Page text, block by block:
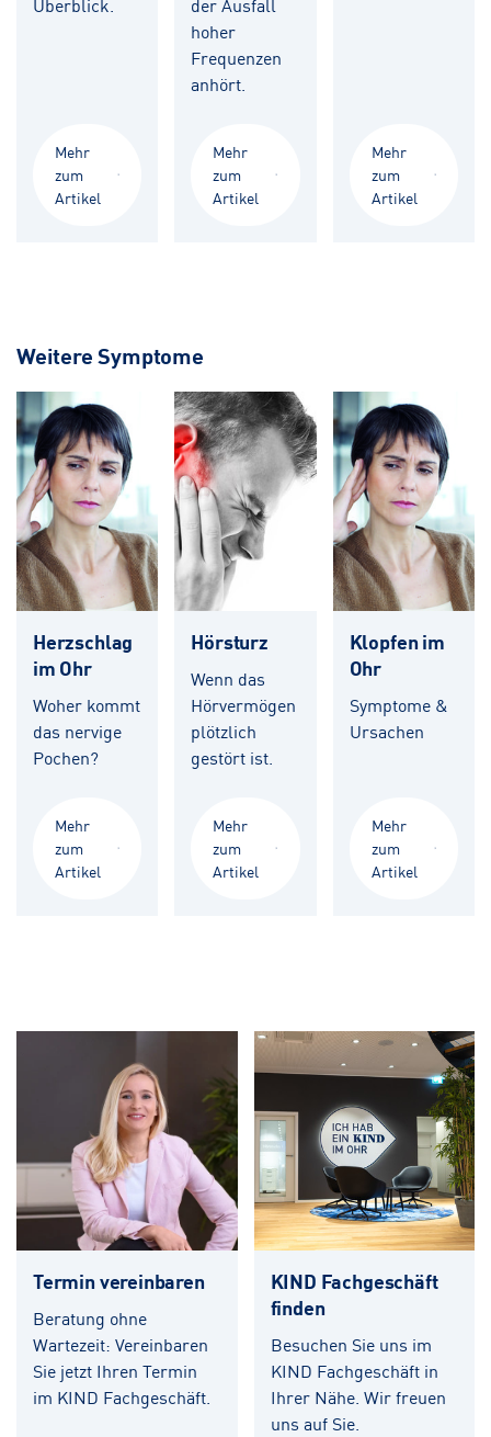
Mehr
zum
Artikel
hoher
Frequenzen
anhört.
Mehr
zum
Artikel
Mehr
zum
Artikel
Weitere Symptome
Herzschlag
im Ohr
Woher kommt
das nervige
Pochen?
Mehr
zum
Artikel
Hörsturz
Wenn das
Hörvermögen
plötzlich
gestört ist.
Mehr
zum
Artikel
Klopfen im
Ohr
Symptome &
Ursachen
Mehr
zum
Artikel
Termin vereinbaren
Beratung ohne
Wartezeit: Vereinbaren
Sie jetzt Ihren Termin
im KIND Fachgeschäft.
KIND Fachgeschäft
finden
Besuchen Sie uns im
KIND Fachgeschäft in
Ihrer Nähe. Wir freuen
uns auf Sie.